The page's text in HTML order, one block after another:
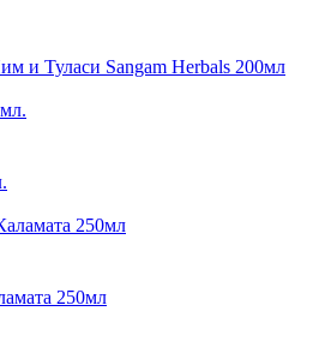
и Туласи Sangam Herbals 200мл
250мл